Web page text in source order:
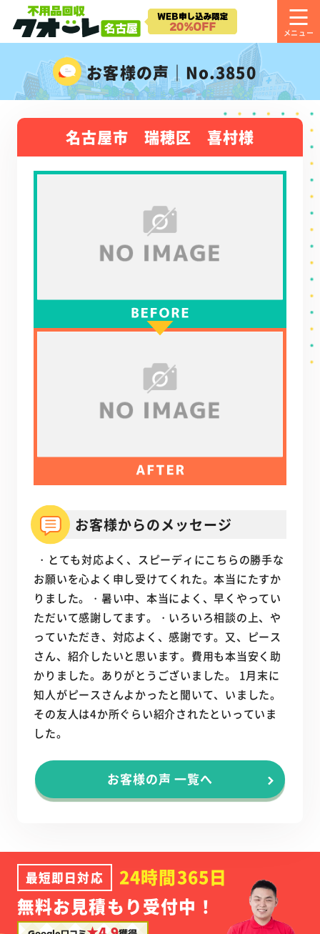
お客様の声｜No.3850
名古屋市 瑞穂区 喜村様
お客様からのメッセージ
・とても対応よく、スピーディにこちらの勝手な
お願いを心よく申し受けてくれた。本当にたすか
りました。・暑い中、本当によく、早くやってい
ただいて感謝してます。・いろいろ相談の上、や
っていただき、対応よく、感謝です。又、ピース
さん、紹介したいと思います。費用も本当安く助
かりました。ありがとうございました。 1月末に
知人がピースさんよかったと聞いて、いました。
その友人は4か所ぐらい紹介されたといっていま
した。
お客様の声 一覧へ
最短即日対応
24時間365日
無料お見積もり受付中！